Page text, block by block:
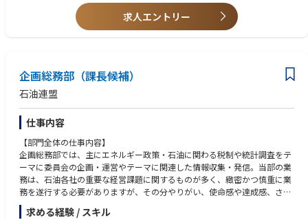
当社は、KDDIグループの注力事業を担う会社として位置づけられており、
KDDIグループのアセットを活かしながら、新たな事業価値を創出していく
・家庭向け新電力No1企業での活躍
当社が提供する「auでんき」は、「2025年新電力に関する調査におい
て」、利用している新電力第1位を獲得しています。（https://www.kddi-
el.com/news/20251215）
業成長を牽引する役割を担っていただきます。
求人エントリー
企画総務部（課長候補）
石油連盟
仕事内容
【部門全体の仕事内容】
企画総務部では、主にエネルギー政策・石油に関わる税制や統計調査をテ
ーマに委員会の企画・運営やテーマに関連した情報収集・発信。当部の業
務は、石油各社の重要な経営課題に関するものが多く、緻密かつ慎重に業
務を遂行する必要がありますが、その分やりがい、使命感や達成感、さら
には社会全体への貢献をより強く感じられます。
求める経験 / スキル